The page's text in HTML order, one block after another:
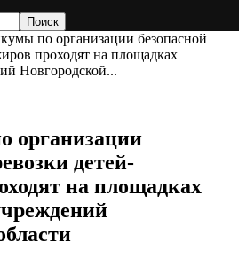
по организации безопасной
проходят на площадках
Новгородской...
организации
детей-
на площадках